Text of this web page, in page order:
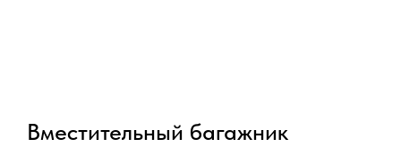
Вместительный багажник